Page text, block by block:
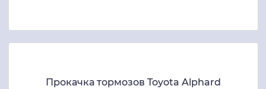
Прокачка тормозов Toyota Alphard